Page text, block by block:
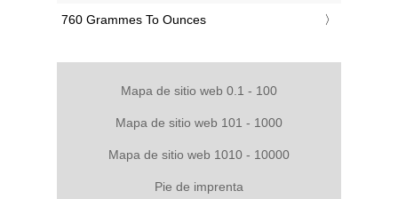
‎760 Grammes To Ounces
Mapa de sitio web 0.1 - 100
Mapa de sitio web 101 - 1000
Mapa de sitio web 1010 - 10000
Pie de imprenta